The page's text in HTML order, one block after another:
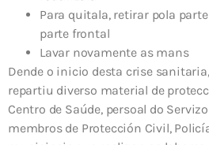
Para quitala, retirar pola
parte frontal
Lavar novamente as mans
Dende o inicio desta crise
repartiu diverso material de
Centro de Saúde, persoal do
membros de Protección Civil,